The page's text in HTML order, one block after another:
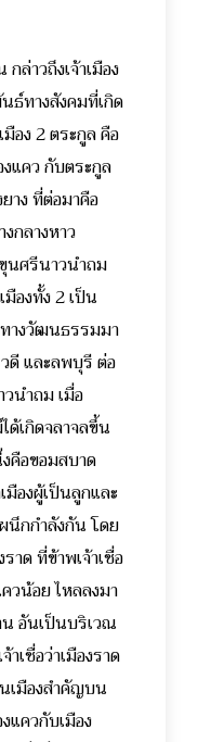
ล่าวถึงเจ้าเมือง
ธ์ทางสังคมที่เกิด
มือง 2 ตระกูล คือ
แคว กับตระกูล
าง ที่ต่อมาคือ
กลางหาว
นศรีนาวนำถม
องทั้ง 2 เป็น
างวัฒนธรรมมา
ดี และลพบุรี ต่อ
นำถม เมื่อ
เกิดจลาจลขึ้น
คือขอมสบาด
องผู้เป็นลูกและ
นึกกำลังกัน โดย
าด ที่ข้าพเจ้าเชื่อ
วน้อย ไหลลงมา
อันเป็นบริเวณ
เชื่อว่าเมืองราด
เมืองสำคัญบน
แควกับเมือง